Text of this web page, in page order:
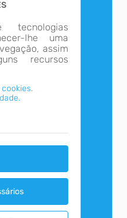
tecnologias
lhe uma
assim
recursos